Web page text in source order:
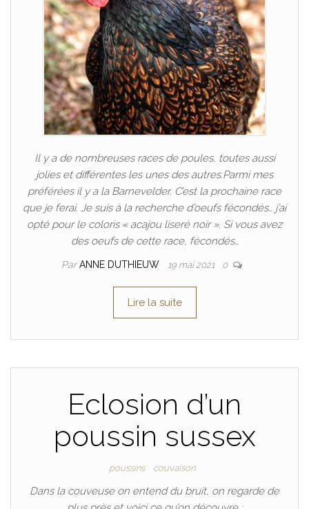
Il y a de nombreuses races de poules, toutes aussi
jolies et différentes les unes des autres.Parmi mes
préférées il y a la Barnevelder. C’est la prochaine race
que je ferai. Je suis à la recherche d’oeufs fécondés… j’ai
opté pour le coloris « acajou liseré noir ». Si vous avez
des oeufs de cette race, fécondés…
ParANNE DUTHIEUW 19 mai 2021 0
Lire la suite
Eclosion d’un
poussin sussex
poussins couvaison
Dans la couveuse on entend du bruit, on regarde de